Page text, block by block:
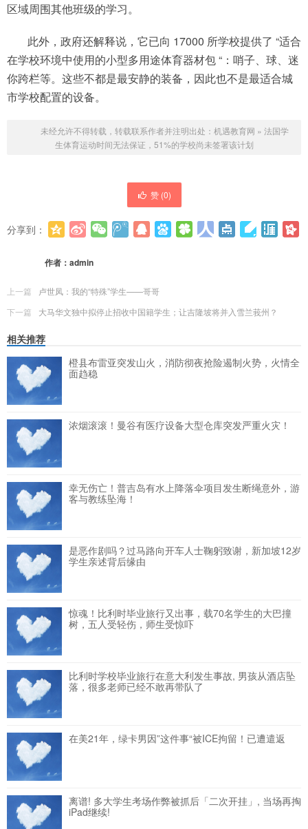
区域周围其他班级的学习。
此外，政府还解释说，它已向 17000 所学校提供了 “适合
在学校环境中使用的小型多用途体育器材包 “：哨子、球、迷
你跨栏等。这些不都是最安静的装备，因此也不是最适合城
市学校配置的设备。
未经允许不得转载，转载联系作者并注明出处： 机遇教育网 » 法国学
生体育运动时间无法保证，51%的学校尚未签署该计划
赞 (0)
分享到：
作者： admin
上一篇
卢世凤：我的“特殊”学生——哥哥
下一篇
大马华文独中拟停止招收中国籍学生；让吉隆坡将并入雪兰莪州？
相关推荐
橙县布雷亚突发山火，消防彻夜抢险遏制火势，火情全
面趋稳
浓烟滚滚！曼谷有医疗设备大型仓库突发严重火灾！
幸无伤亡！普吉岛有水上降落伞项目发生断绳意外，游
客与教练坠海！
是恶作剧吗？过马路向开车人士鞠躬致谢，新加坡12岁
学生亲述背后缘由
惊魂！比利时毕业旅行又出事，载70名学生的大巴撞
树，五人受轻伤，师生受惊吓
比利时学校毕业旅行在意大利发生事故, 男孩从酒店坠
落，很多老师已经不敢再带队了
在美21年，绿卡男因”这件事“被ICE拘留！已遭遣返
离谱! 多大学生考场作弊被抓后「二次开挂」, 当场再掏
iPad继续!